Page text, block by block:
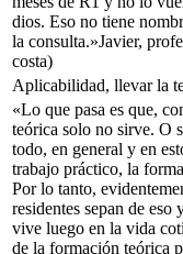
dios. Eso no tiene
la consulta.»Javier,
costa)
Aplicabilidad, llevar la
«Lo que pasa es que,
teórica solo no sirve. O
todo, en general y en
trabajo práctico, la
Por lo tanto,
residentes sepan de eso
vive luego en la vida
de la formación teórica